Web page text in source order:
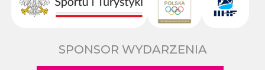
SPONSOR WYDARZENIA